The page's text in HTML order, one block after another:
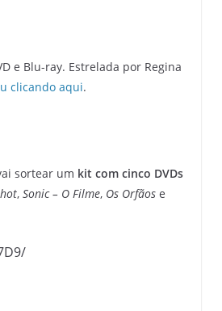
e Blu-ray. Estrelada por Regina
clicando aqui.
sortear um kit com cinco DVDs
, Sonic – O Filme, Os Orfãos e